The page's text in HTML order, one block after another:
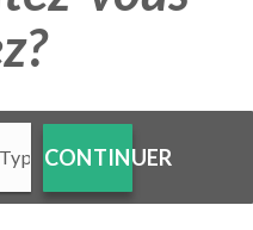
CONTINUER